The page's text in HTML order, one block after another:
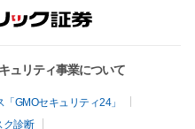
ュリティ事業について
GMOセキュリティ24」
ク診断